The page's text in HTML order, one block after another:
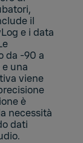
il
e i data
da -90 a
e una
viene
è
necessità
dati